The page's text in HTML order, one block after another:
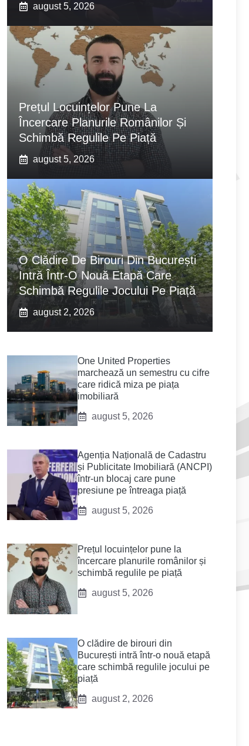
august 5, 2026
Prețul Locuințelor Pune La
Încercare Planurile Românilor Și
Schimbă Regulile Pe Piață
august 5, 2026
O Clădire De Birouri Din București
Intră Într-O Nouă Etapă Care
Schimbă Regulile Jocului Pe Piață
august 2, 2026
One United Properties
marchează un semestru cu cifre
care ridică miza pe piața
imobiliară
august 5, 2026
Agenția Națională de Cadastru
și Publicitate Imobiliară (ANCPI)
într-un blocaj care pune
presiune pe întreaga piață
august 5, 2026
Prețul locuințelor pune la
încercare planurile românilor și
schimbă regulile pe piață
august 5, 2026
O clădire de birouri din
București intră într-o nouă etapă
care schimbă regulile jocului pe
piață
august 2, 2026